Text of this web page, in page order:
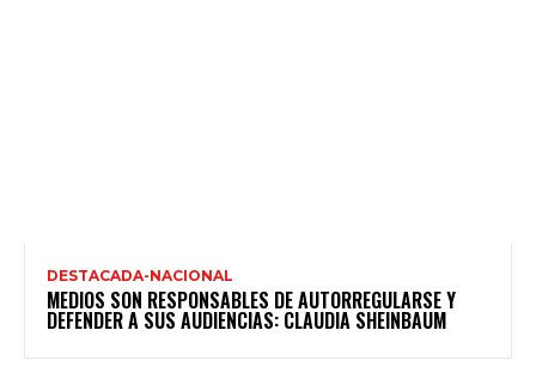
DESTACADA-NACIONAL
MEDIOS SON RESPONSABLES DE AUTORREGULARSE Y
DEFENDER A SUS AUDIENCIAS: CLAUDIA SHEINBAUM